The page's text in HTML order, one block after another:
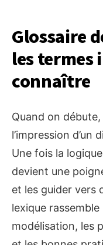
Glossaire
les termes
connaître
Quand on
l’impression d’un
Une fois la
devient une
et les guider vers
lexique
modélisation, les